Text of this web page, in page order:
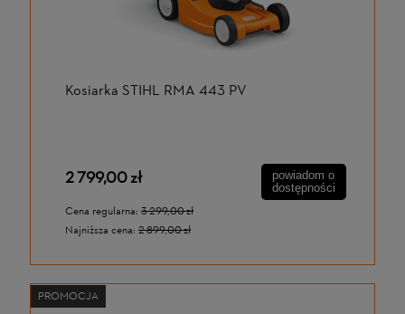
Kosiarka STIHL RMA 443 PV
2 799,00 zł
Cena regularna: 3 299,00 zł
Najniższa cena: 2 899,00 zł
powiadom o
dostępności
PROMOCJA